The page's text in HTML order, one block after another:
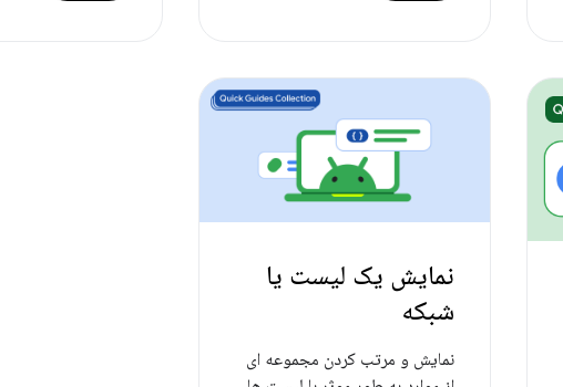
نمایش یک لیست یا
شبکه
نمایش و مرتب کردن مجموعه ای